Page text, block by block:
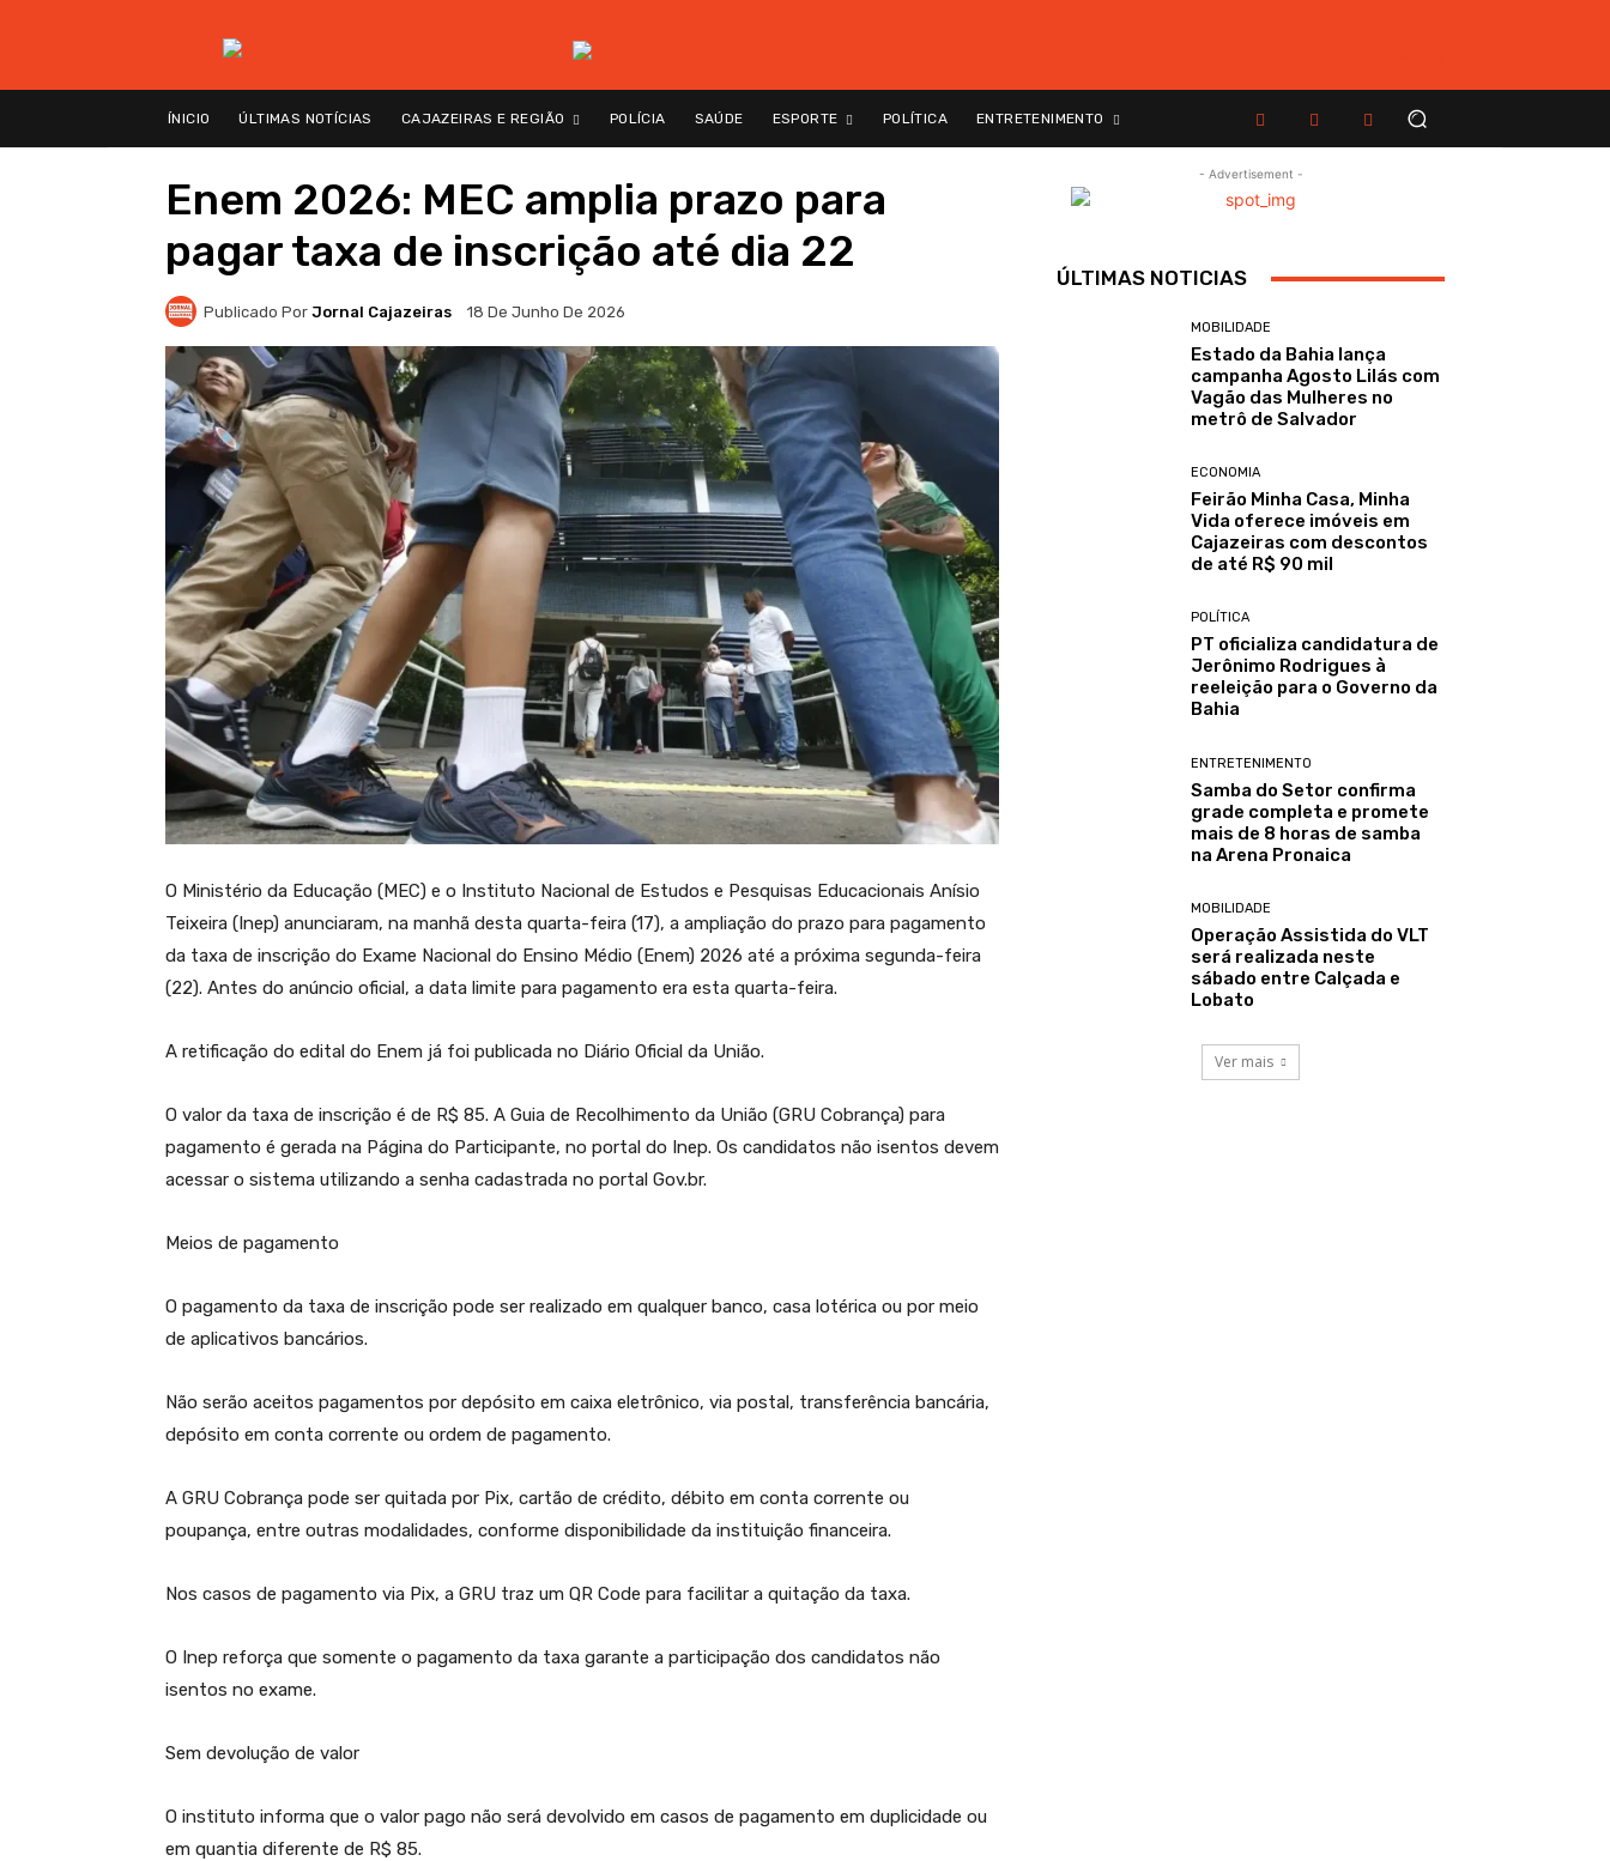
ÍNICIO ÚLTIMAS NOTÍCIAS CAJAZEIRAS E REGIÃO POLÍCIA SAÚDE ESPORTE POLÍTICA ENTRETENIMENTO
Enem 2026: MEC amplia prazo para
pagar taxa de inscrição até dia 22
Publicado Por Jornal Cajazeiras 18 De Junho De 2026
O Ministério da Educação (MEC) e o Instituto Nacional de Estudos e Pesquisas Educacionais Anísio
Teixeira (Inep) anunciaram, na manhã desta quarta-feira (17), a ampliação do prazo para pagamento
da taxa de inscrição do Exame Nacional do Ensino Médio (Enem) 2026 até a próxima segunda-feira
(22). Antes do anúncio oficial, a data limite para pagamento era esta quarta-feira.
A retificação do edital do Enem já foi publicada no Diário Oficial da União.
O valor da taxa de inscrição é de R$ 85. A Guia de Recolhimento da União (GRU Cobrança) para
pagamento é gerada na Página do Participante, no portal do Inep. Os candidatos não isentos devem
acessar o sistema utilizando a senha cadastrada no portal Gov.br.
Meios de pagamento
O pagamento da taxa de inscrição pode ser realizado em qualquer banco, casa lotérica ou por meio
de aplicativos bancários.
Não serão aceitos pagamentos por depósito em caixa eletrônico, via postal, transferência bancária,
depósito em conta corrente ou ordem de pagamento.
A GRU Cobrança pode ser quitada por Pix, cartão de crédito, débito em conta corrente ou
poupança, entre outras modalidades, conforme disponibilidade da instituição financeira.
Nos casos de pagamento via Pix, a GRU traz um QR Code para facilitar a quitação da taxa.
O Inep reforça que somente o pagamento da taxa garante a participação dos candidatos não
isentos no exame.
Sem devolução de valor
O instituto informa que o valor pago não será devolvido em casos de pagamento em duplicidade ou
em quantia diferente de R$ 85.
- Advertisement -
ÚLTIMAS NOTICIAS
MOBILIDADE
Estado da Bahia lança
campanha Agosto Lilás com
Vagão das Mulheres no
metrô de Salvador
ECONOMIA
Feirão Minha Casa, Minha
Vida oferece imóveis em
Cajazeiras com descontos
de até R$ 90 mil
POLÍTICA
PT oficializa candidatura de
Jerônimo Rodrigues à
reeleição para o Governo da
Bahia
ENTRETENIMENTO
Samba do Setor confirma
grade completa e promete
mais de 8 horas de samba
na Arena Pronaica
MOBILIDADE
Operação Assistida do VLT
será realizada neste
sábado entre Calçada e
Lobato
Ver mais